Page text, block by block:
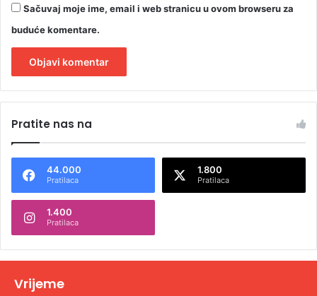
Sačuvaj moje ime, email i web stranicu u ovom browseru za
buduće komentare.
t
n
t
v
Pratite nas na
44.000
Pratilaca
1.800
Pratilaca
1.400
Pratilaca
Vrijeme